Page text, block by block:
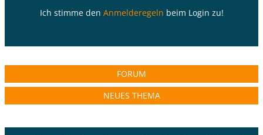
Ich stimme den Anmelderegeln beim Login zu!
FORUM
NEUES THEMA